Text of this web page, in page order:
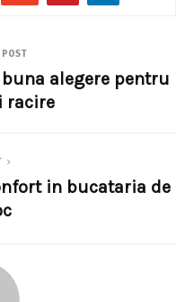
POST
alegere pentru
racire
in bucataria de